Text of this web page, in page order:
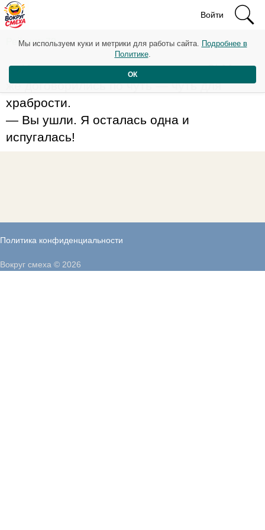
Войти
Рейтинг: 79
— Ирка, ты что, всю водку выпила?! Мы
же договорились по чуть — чуть для
храбрости.
— Вы ушли. Я осталась одна и
испугалась!
Политика конфиденциальности
Мы используем куки и метрики для работы сайта. Подробнее в
Политике.
ОК
Вокруг смеха © 2026